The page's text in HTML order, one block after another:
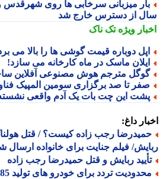
میزبانی سرخابی ها روی شهرقدس و
از دسترس خارج شد
ویژهتک ناک
دوباره قیمت گوشی ها را بالا می برد
ماسک در ماه کارخانه می سازد!
مترجم هوش مصنوعی آفلاین ساخت
تا صد برگزاری سومین المپیک فناوری
این چت بات یک آدم واقعی نشسته
داغ:
رجب زاده کیست؟ / قتل
فیلم جنایت برای خانواده ارسال شد
ربایش و قتل حمیدرضا رجب زاده